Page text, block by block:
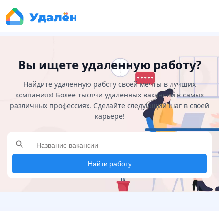
Вы ищете удаленную работу?
Найдите удаленную работу своей мечты в лучших
компаниях! Более тысячи удаленных вакансий в самых
различных профессиях. Сделайте следующий шаг в своей
карьере!
search
Найти работу